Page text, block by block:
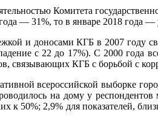
Комитета
— 31%, то в январе 2018 года —
и доносами КГБ в 2007
с 22 до 17%). С 2000 года
связывающих КГБ с борьбой с
всероссийской выборке
на дому у
к 50%; 2,9% для показателей,